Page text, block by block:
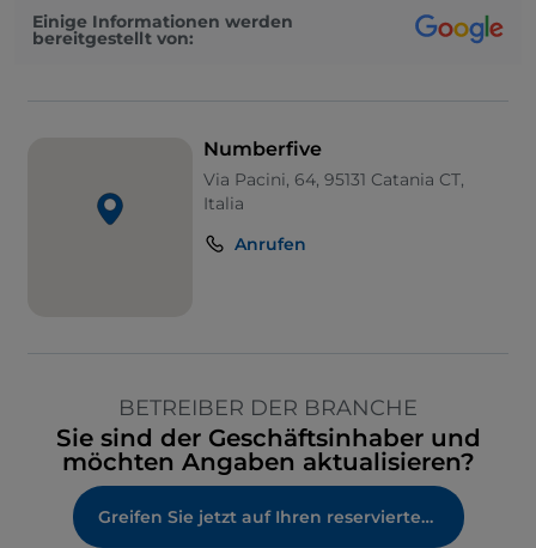
Einige Informationen werden
bereitgestellt von:
Numberfive
Via Pacini, 64, 95131 Catania CT,
Italia
Anrufen
BETREIBER DER BRANCHE
Sie sind der Geschäftsinhaber und
möchten Angaben aktualisieren?
Greifen Sie jetzt auf Ihren reservierten Bereich zu